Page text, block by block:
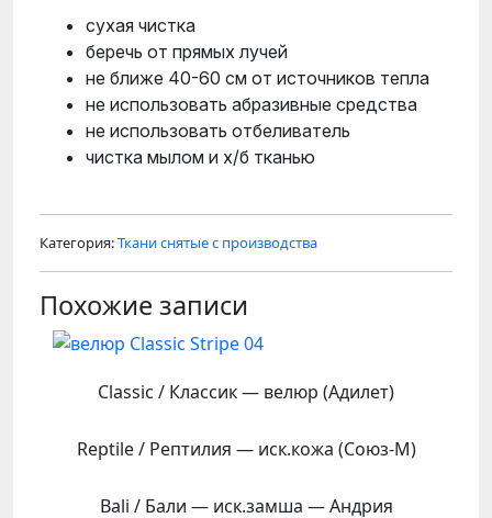
сухая чистка
беречь от прямых лучей
не ближе 40-60 см от источников тепла
не использовать абразивные средства
не использовать отбеливатель
чистка мылом и х/б тканью
Категория:Ткани снятые с производства
Похожие записи
Classic / Классик — велюр (Адилет)
Reptile / Рептилия — иск.кожа (Союз-М)
Bali / Бали — иск.замша — Андрия